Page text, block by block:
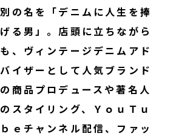
別の名を「デニムに人生を捧
げる男」。店頭に立ちながら
も、ヴィンテージデニムアド
バイザーとして人気ブランド
の商品プロデュースや著名人
のスタイリング、ＹｏｕＴｕ
ｂｅチャンネル配信、ファッ